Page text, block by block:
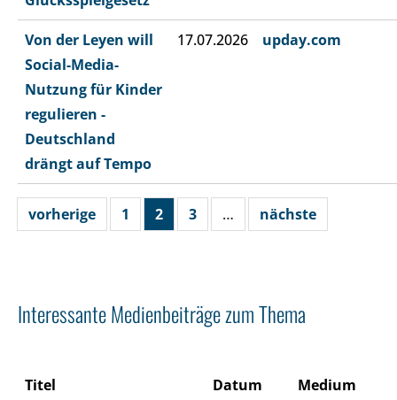
Von der Leyen will
Social-Media-
Nutzung für Kinder
regulieren -
Deutschland
drängt auf Tempo
17.07.2026 upday.com
vorherige 1 2 3 … nächste
Interessante Medienbeiträge zum Thema
Titel Datum Medium